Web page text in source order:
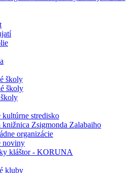
školy
školy
kultúrne stredisko
knižnica Zsigmonda Zalabaiho
organizácie
noviny
kláštor - KORUNA
kluby